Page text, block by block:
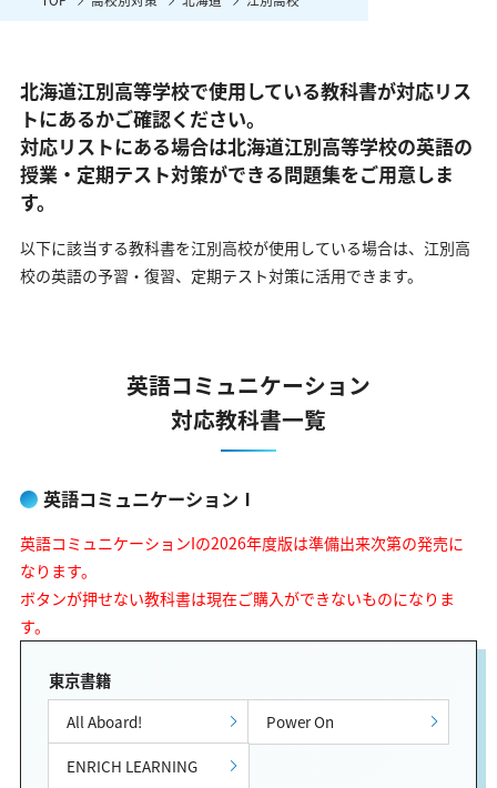
北海道江別高等学校で使用している教科書が対応リス
トにあるかご確認ください。
対応リストにある場合は北海道江別高等学校の英語の
授業・定期テスト対策ができる問題集をご用意しま
す。
以下に該当する教科書を江別高校が使用している場合は、 江別高
校の英語の予習・復習、定期テスト対策に活用できます。
英語コミュニケーション
対応教科書一覧
英語コミュニケーションⅠ
英語コミュニケーションIの2026年度版は準備出来次第の発売に
なります。
ボタンが押せない教科書は現在ご購入ができないものになりま
す。
東京書籍
All Aboard!
Power On
ENRICH LEARNING